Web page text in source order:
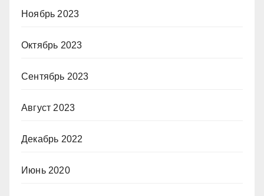
Ноябрь 2023
Октябрь 2023
Сентябрь 2023
Август 2023
Декабрь 2022
Июнь 2020